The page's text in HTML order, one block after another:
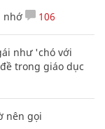
nhớ 106
như 'chó với
trong giáo dục
nên gọi